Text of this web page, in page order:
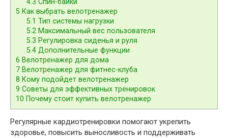
5 Как выбрать велотренажер
5.1 Тип системы нагрузки
5.2 Максимальный вес пользователя
5.3 Регулировка сиденья и руля
5.4 Дополнительные функции
6 Велотренажер для дома
7 Велотренажер для фитнес-клуба
8 Кому подойдет велотренажер
9 Советы для эффективных тренировок
10 Почему стоит купить велотренажер
Регулярные кардиотренировки помогают укрепить
здоровье, повысить выносливость и поддерживать